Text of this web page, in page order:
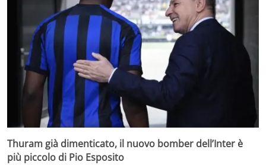
Thuram già dimenticato, il nuovo bomber dell’Inter è
più piccolo di Pio Esposito